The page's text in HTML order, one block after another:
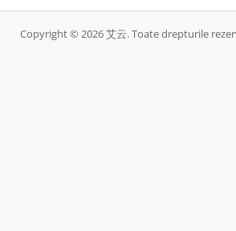
Copyright © 2026 艾云. Toate drepturile